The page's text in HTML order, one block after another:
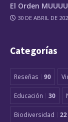
El Orden
30 DE ABRIL DE
Categorías
Reseñas 90
Educación 30
Biodiversidad 22